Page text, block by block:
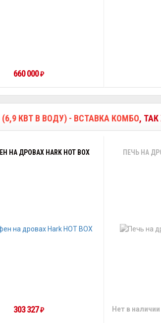
660 000₽
(6,9 КВТ В ВОДУ) - ВСТАВКА КОМБО,
НА ДРОВАХ HARK HOT BOX
303 327₽
ПЕЧЬ НА
Нет в наличии